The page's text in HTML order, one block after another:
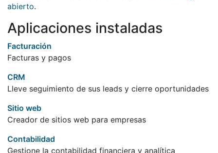
abierto.
Aplicaciones instaladas
Facturación
Facturas y pagos
CRM
Lleve seguimiento de sus leads y cierre oportunidades
Sitio web
Creador de sitios web para empresas
Contabilidad
Gestione la contabilidad financiera y analítica